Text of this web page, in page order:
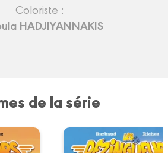
Coloriste :
HADJIYANNAKIS
de la série